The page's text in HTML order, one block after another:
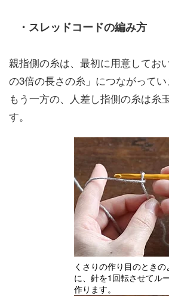
・スレッドコードの編み方
親指側の糸は、最初に用意してお
の3倍の長さの糸」につながってい
もう一方の、人差し指側の糸は糸
す。
くさりの作り目のときの
に、針を1回転させてル
作ります。